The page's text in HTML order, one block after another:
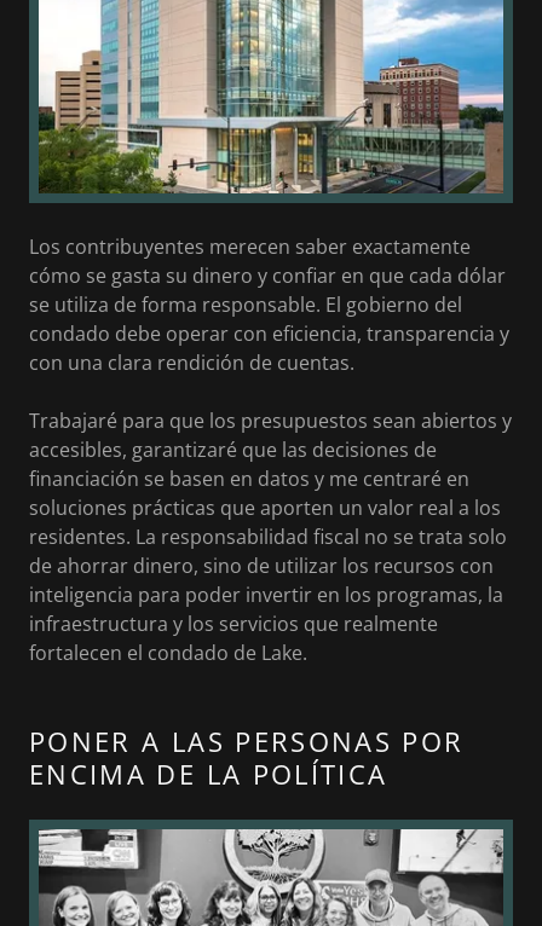
Los contribuyentes merecen saber exactamente
cómo se gasta su dinero y confiar en que cada dólar
se utiliza de forma responsable. El gobierno del
condado debe operar con eficiencia, transparencia y
con una clara rendición de cuentas.
Trabajaré para que los presupuestos sean abiertos y
accesibles, garantizaré que las decisiones de
financiación se basen en datos y me centraré en
soluciones prácticas que aporten un valor real a los
residentes. La responsabilidad fiscal no se trata solo
de ahorrar dinero, sino de utilizar los recursos con
inteligencia para poder invertir en los programas, la
infraestructura y los servicios que realmente
fortalecen el condado de Lake.
PONER A LAS PERSONAS POR
ENCIMA DE LA POLÍTICA